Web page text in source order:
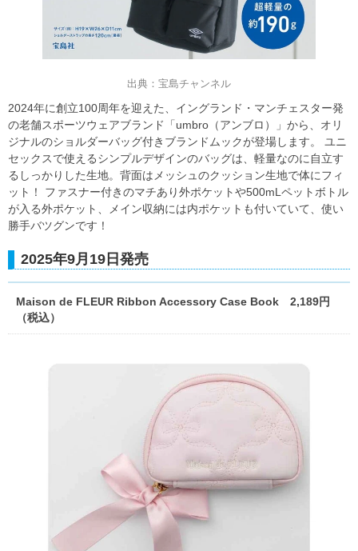
出典：宝島チャンネル
2024年に創立100周年を迎えた、イングランド・マンチェスター発
の老舗スポーツウェアブランド「umbro（アンブロ）」から、オリ
ジナルのショルダーバッグ付きブランドムックが登場します。 ユニ
セックスで使えるシンプルデザインのバッグは、軽量なのに自立す
るしっかりした生地。背面はメッシュのクッション生地で体にフィ
ット！ ファスナー付きのマチあり外ポケットや500mLペットボトル
が入る外ポケット、メイン収納には内ポケットも付いていて、使い
勝手バツグンです！
2025年9月19日発売
Maison de FLEUR Ribbon Accessory Case Book 2,189円
（税込）